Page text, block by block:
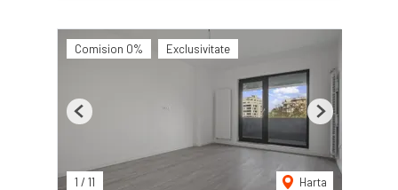
Comision 0% Exclusivitate
1 / 11 Harta
Previous Next